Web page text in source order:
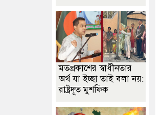
মতপ্রকাশের স্বাধীনতার
অর্থ যা ইচ্ছা তাই বলা নয়:
রাষ্ট্রদূত মুশফিক